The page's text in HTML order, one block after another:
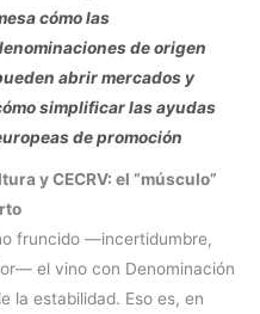
cómo las
de origen
abrir mercados y
simplificar las ayudas
de promoción
y CECRV: el “músculo”
fruncido —incertidumbre,
el vino con Denominación
la estabilidad. Eso es, en